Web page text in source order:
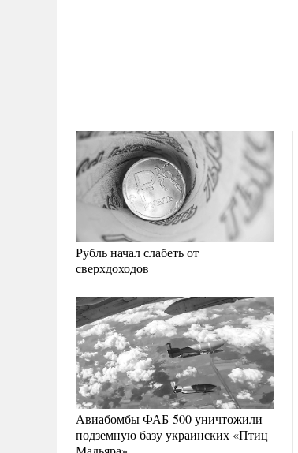
Рубль начал слабеть от
сверхдоходов
Авиабомбы ФАБ-500 уничтожили
подземную базу украинских «Птиц